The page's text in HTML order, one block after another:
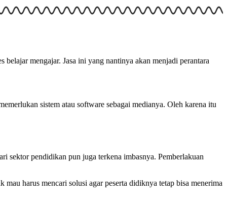
mengajar. Jasa ini yang nantinya akan menjadi perantara
sistem atau software sebagai medianya. Oleh karena itu
sektor pendidikan pun juga terkena imbasnya. Pemberlakuan
harus mencari solusi agar peserta didiknya tetap bisa menerima